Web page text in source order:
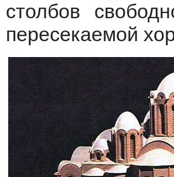
столбов
пересекаемой